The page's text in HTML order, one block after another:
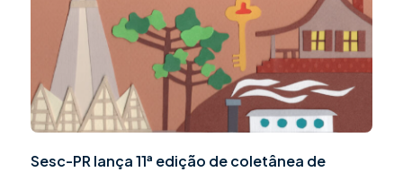
Sesc-PR lança 11ª edição de coletânea de